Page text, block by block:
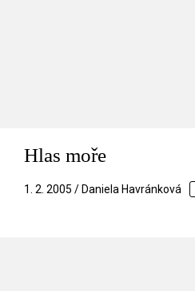
Hlas moře
1. 2. 2005 / Daniela Havránková